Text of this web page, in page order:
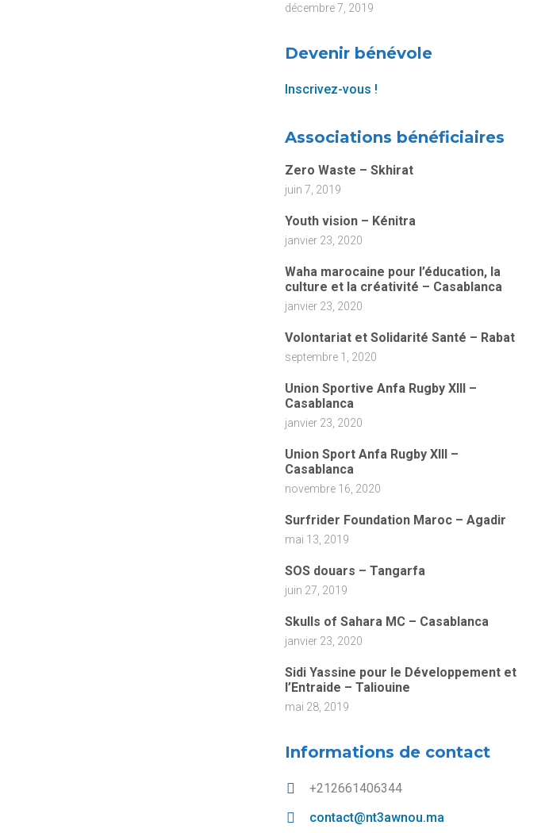
décembre 7, 2019
Devenir bénévole
Inscrivez-vous !
Associations bénéficiaires
Zero Waste – Skhirat
juin 7, 2019
Youth vision – Kénitra
janvier 23, 2020
Waha marocaine pour l’éducation, la
culture et la créativité – Casablanca
janvier 23, 2020
Volontariat et Solidarité Santé – Rabat
septembre 1, 2020
Union Sportive Anfa Rugby XIII –
Casablanca
janvier 23, 2020
Union Sport Anfa Rugby XIII –
Casablanca
novembre 16, 2020
Surfrider Foundation Maroc – Agadir
mai 13, 2019
SOS douars – Tangarfa
juin 27, 2019
Skulls of Sahara MC – Casablanca
janvier 23, 2020
Sidi Yassine pour le Développement et
l’Entraide – Taliouine
mai 28, 2019
Informations de contact
+212661406344
contact@nt3awnou.ma